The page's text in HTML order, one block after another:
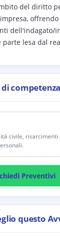
del diritto
offrendo
dell'indagato/
lesa dal
competenza
civile, risarcimenti
Preventivi
questo